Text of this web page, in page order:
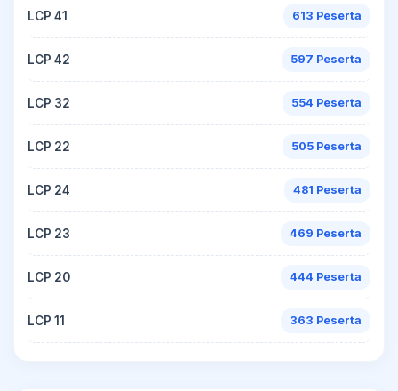
LCP 41 613 Peserta
LCP 42 597 Peserta
LCP 32 554 Peserta
LCP 22 505 Peserta
LCP 24 481 Peserta
LCP 23 469 Peserta
LCP 20 444 Peserta
LCP 11 363 Peserta